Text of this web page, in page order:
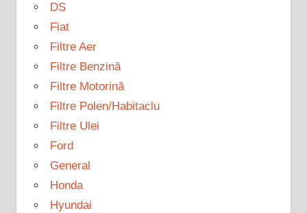
DS
Fiat
Filtre Aer
Filtre Benzină
Filtre Motorină
Filtre Polen/Habitaclu
Filtre Ulei
Ford
General
Honda
Hyundai